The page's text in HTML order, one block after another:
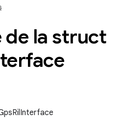
de la struct